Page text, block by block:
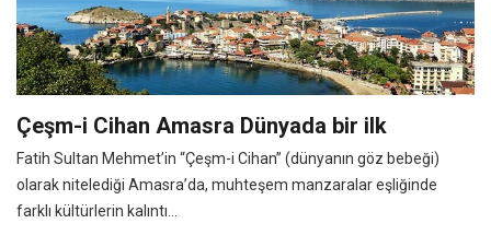
Çeşm-i Cihan Amasra Dünyada bir ilk
Fatih Sultan Mehmet’in “Çeşm-i Cihan” (dünyanın göz bebeği)
olarak nitelediği Amasra’da, muhteşem manzaralar eşliğinde
farklı kültürlerin kalıntı...